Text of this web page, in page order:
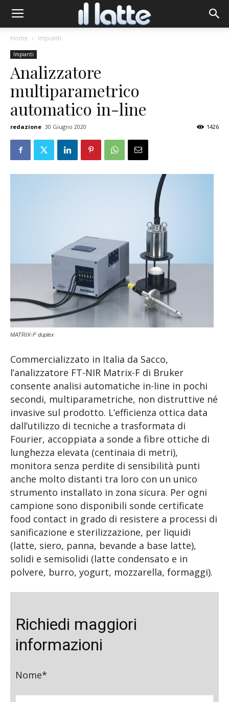
Home Impianti
Impianti
Analizzatore
multiparametrico
automatico in-line
redazione 30 Giugno 2020 1426
MATRIX-F duplex
Commercializzato in Italia da Sacco,
l’analizzatore FT-NIR Matrix-F di Bruker
consente analisi automatiche in-line in pochi
secondi, multiparametriche, non distruttive né
invasive sul prodotto. L’efficienza ottica data
dall’utilizzo di tecniche a trasformata di
Fourier, accoppiata a sonde a fibre ottiche di
lunghezza elevata (centinaia di metri),
monitora senza perdite di sensibilità punti
anche molto distanti tra loro con un unico
strumento installato in zona sicura. Per ogni
campione sono disponibili sonde certificate
food contact in grado di resistere a processi di
sanificazione e sterilizzazione, per liquidi
(latte, siero, panna, bevande a base latte),
solidi e semisolidi (latte condensato e in
polvere, burro, yogurt, mozzarella, formaggi).
Richiedi maggiori
informazioni
Nome*